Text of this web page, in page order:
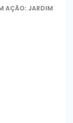
AÇÃO: JARDIM